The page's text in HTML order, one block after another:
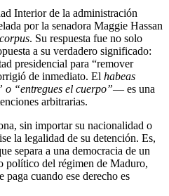
Interior de la administración
por la senadora Maggie Hassan
. Su respuesta fue no solo
a su verdadero significado:
presidencial para “remover
de inmediato. El habeas
o “entregues el cuerpo”— es una
arbitrarias.
sin importar su nacionalidad o
la legalidad de su detención. Es,
separa a una democracia de un
político del régimen de Maduro,
cuando ese derecho es